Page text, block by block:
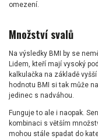
omezení.
Množství svalů
Na výsledky BMI by se
Lidem, kteří mají vysoký
kalkulačka na základě
hodnotu BMI si tak může
jedinec s nadváhou.
Funguje to ale i naopak.
kombinaci s větším
mohou stále spadat do